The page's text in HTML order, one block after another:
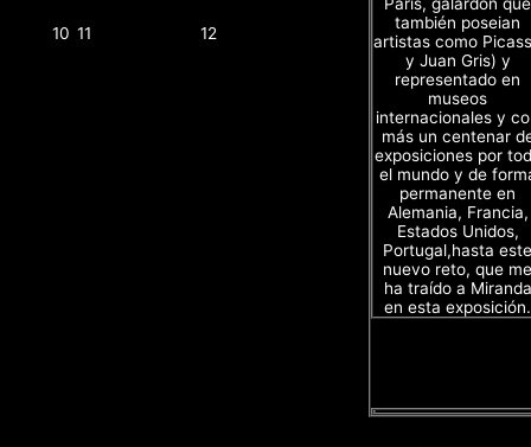
10 11 12
también poseian
artistas como
y Juan Gris) y
representado en
museos
internacionales y
más un centenar
exposiciones por
el mundo y de
permanente en
Alemania, Francia,
Estados Unidos,
Portugal,hasta este
nuevo reto, que me
ha traído a Miranda
en esta exposición.